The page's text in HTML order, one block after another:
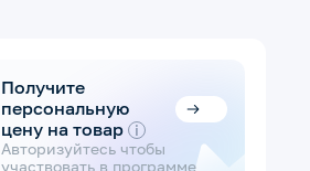
Получите
персональную
цену на товар i
Авторизуйтесь чтобы
участвовать в программе